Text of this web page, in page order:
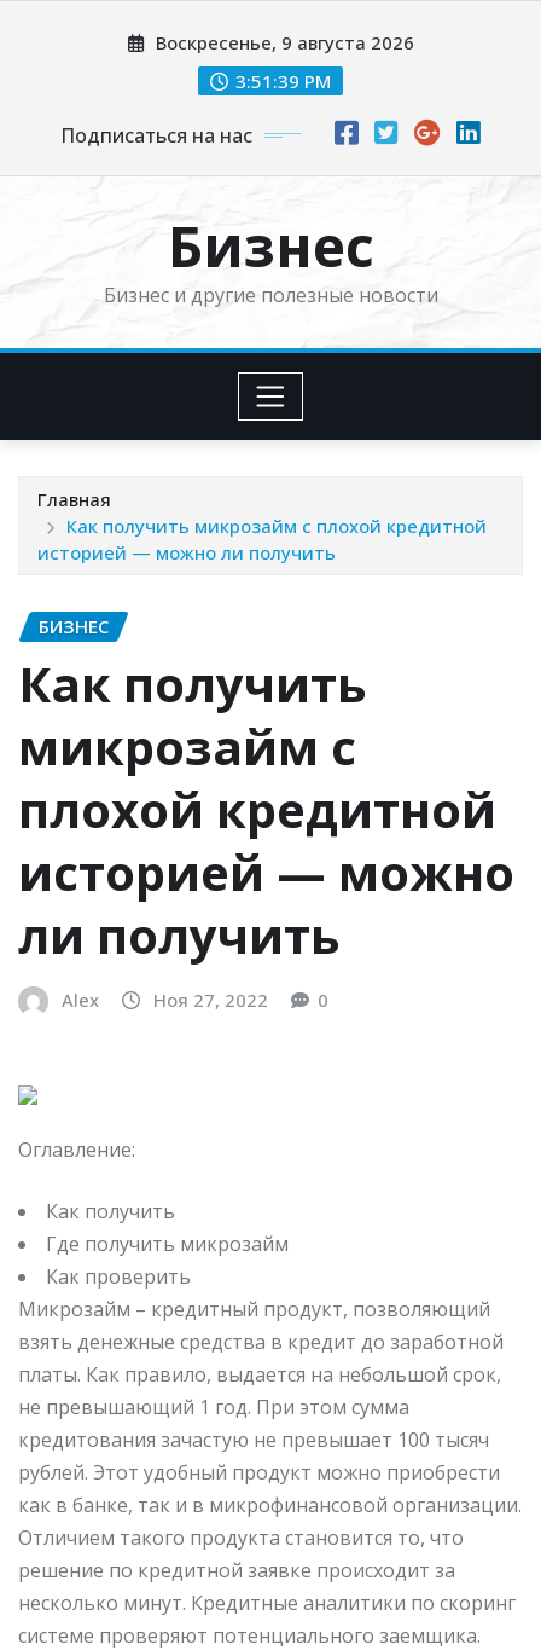
Воскресенье, 9 августа 2026
3:51:40 PM
Подписаться на нас
Бизнес
Бизнес и другие полезные новости
Главная
Как получить микрозайм с плохой кредитной
историей — можно ли получить
БИЗНЕС
Как получить
микрозайм с
плохой кредитной
историей — можно
ли получить
Alex Ноя 27, 2022 0
Оглавление:
Как получить
Где получить микрозайм
Как проверить
Микрозайм – кредитный продукт, позволяющий
взять денежные средства в кредит до заработной
платы. Как правило, выдается на небольшой срок,
не превышающий 1 год. При этом сумма
кредитования зачастую не превышает 100 тысяч
рублей. Этот удобный продукт можно приобрести
как в банке, так и в микрофинансовой организации.
Отличием такого продукта становится то, что
решение по кредитной заявке происходит за
несколько минут. Кредитные аналитики по скоринг
системе проверяют потенциального заемщика.